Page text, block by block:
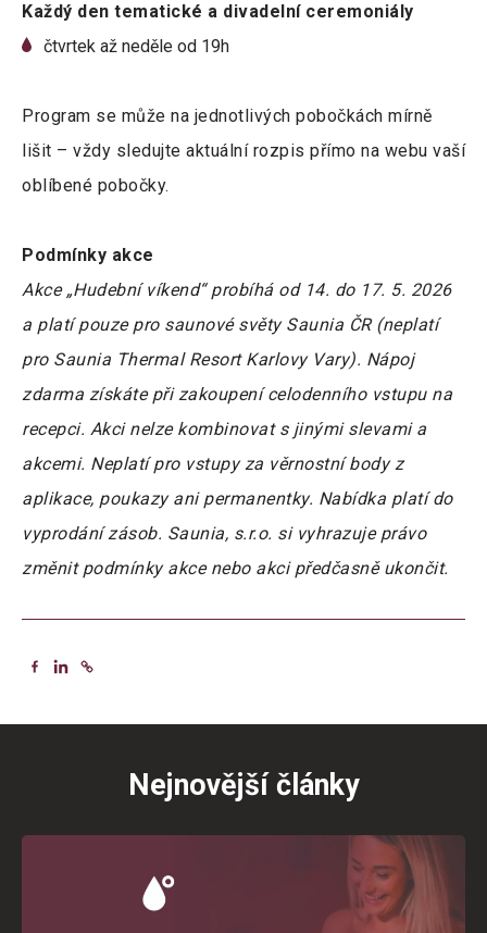
Každý den tematické a divadelní ceremoniály
čtvrtek až neděle od 19h
Program se může na jednotlivých pobočkách mírně
lišit – vždy sledujte aktuální rozpis přímo na webu vaší
oblíbené pobočky.
Podmínky akce
Akce „Hudební víkend“ probíhá od 14. do 17. 5. 2026
a platí pouze pro saunové světy Saunia ČR (neplatí
pro Saunia Thermal Resort Karlovy Vary). Nápoj
zdarma získáte při zakoupení celodenního vstupu na
recepci. Akci nelze kombinovat s jinými slevami a
akcemi. Neplatí pro vstupy za věrnostní body z
aplikace, poukazy ani permanentky. Nabídka platí do
vyprodání zásob. Saunia, s.r.o. si vyhrazuje právo
změnit podmínky akce nebo akci předčasně ukončit.
Nejnovější články